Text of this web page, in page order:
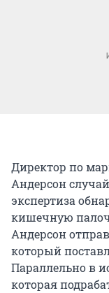
Директор по
Андерсон
экспертиза
кишечную
Андерсон
который
Параллельно в
которая